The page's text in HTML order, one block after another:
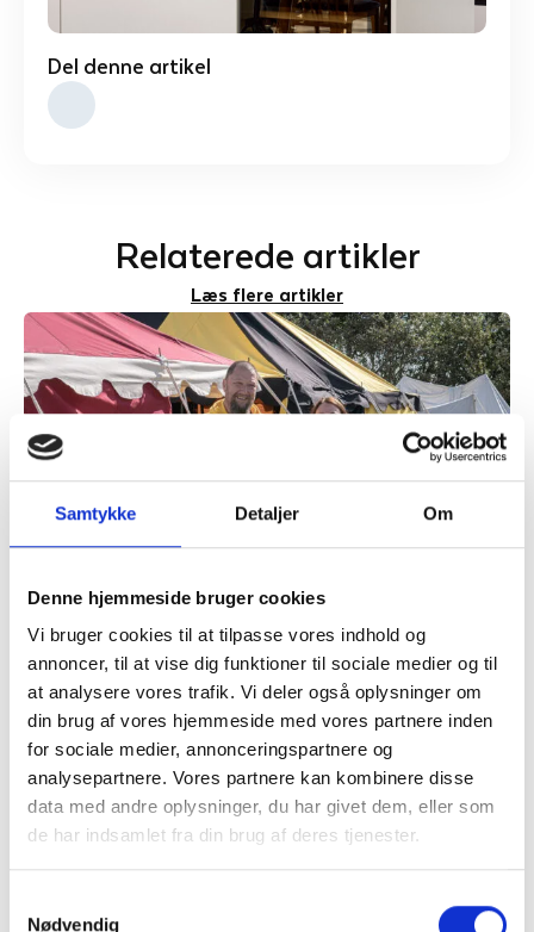
Samtykke Detaljer Om
Denne hjemmeside bruger cookies
Vi bruger cookies til at tilpasse vores indhold og
annoncer, til at vise dig funktioner til sociale medier og til
at analysere vores trafik. Vi deler også oplysninger om
din brug af vores hjemmeside med vores partnere inden
for sociale medier, annonceringspartnere og
analysepartnere. Vores partnere kan kombinere disse
data med andre oplysninger, du har givet dem, eller som
de har indsamlet fra din brug af deres tjenester.
Nødvendig
Del denne artikel
Relaterede artikler
Læs flere artikler
Nye telte samler Danmarks
middelalderkrigere og styrker fællesskabet
24. juli 2026
Næsten 500 år efter middelalderen sluttede i Danmark fyldes
Spøttrup Borg igen af lyden af klingende sværd og buldrende
rustninger.…
Se mere